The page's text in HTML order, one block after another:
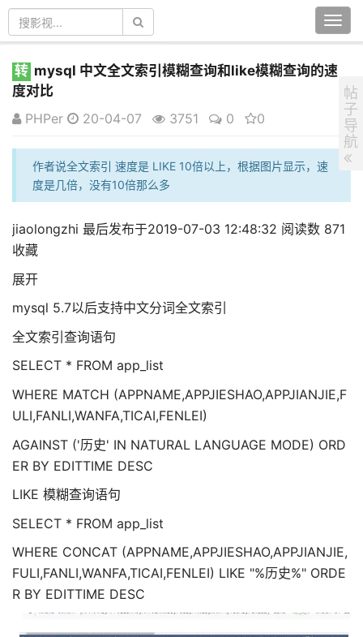
转 mysql 中文全文索引模糊查询和like模糊查询的速
度对比
PHPer
20-04-07 3751 0 0
作者说全文索引 速度是 LIKE 10倍以上，根据图片显示，速
度是几倍，没有10倍那么多
jiaolongzhi 最后发布于2019-07-03 12:48:32 阅读数 871
收藏
展开
mysql 5.7以后支持中文分词全文索引
全文索引查询语句
SELECT * FROM app_list
WHERE MATCH (APPNAME,APPJIESHAO,APPJIANJIE,F
ULI,FANLI,WANFA,TICAI,FENLEI)
AGAINST ('历史' IN NATURAL LANGUAGE MODE) ORD
ER BY EDITTIME DESC
LIKE 模糊查询语句
SELECT * FROM app_list
WHERE CONCAT (APPNAME,APPJIESHAO,APPJIANJIE,
FULI,FANLI,WANFA,TICAI,FENLEI) LIKE "%历史%" ORDE
R BY EDITTIME DESC
帖
子
导
航